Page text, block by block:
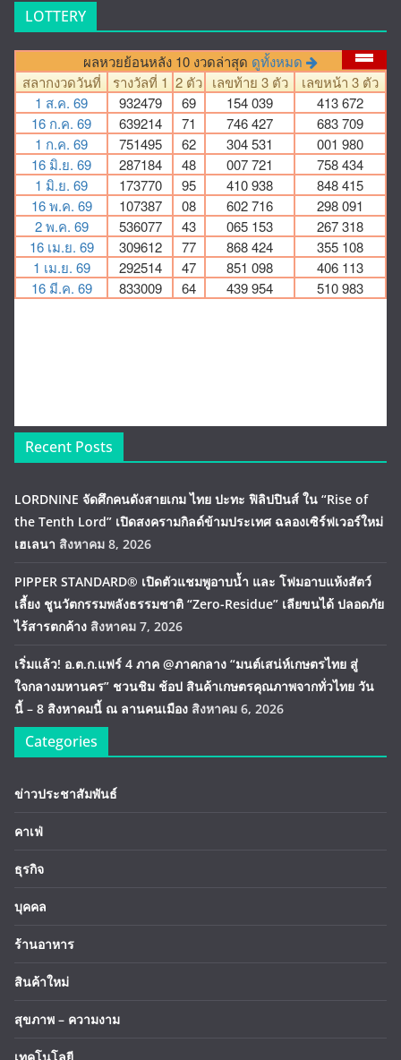
LOTTERY
Recent Posts
LORDNINE จัดศึกคนดังสายเกม ไทย ปะทะ ฟิลิปปินส์ ใน “Rise of
the Tenth Lord” เปิดสงครามกิลด์ข้ามประเทศ ฉลองเซิร์ฟเวอร์ใหม่
เฮเลนา สิงหาคม 8, 2026
PIPPER STANDARD® เปิดตัวแชมพูอาบน้ำ และ โฟมอาบแห้งสัตว์
เลี้ยง ชูนวัตกรรมพลังธรรมชาติ “Zero-Residue” เลียขนได้ ปลอดภัย
ไร้สารตกค้าง สิงหาคม 7, 2026
เริ่มแล้ว! อ.ต.ก.แฟร์ 4 ภาค @ภาคกลาง “มนต์เสน่ห์เกษตรไทย สู่
ใจกลางมหานคร” ชวนชิม ช้อป สินค้าเกษตรคุณภาพจากทั่วไทย วัน
นี้ – 8 สิงหาคมนี้ ณ ลานคนเมือง สิงหาคม 6, 2026
Categories
ข่าวประชาสัมพันธ์
คาเฟ่
ธุรกิจ
บุคคล
ร้านอาหาร
สินค้าใหม่
สุขภาพ – ความงาม